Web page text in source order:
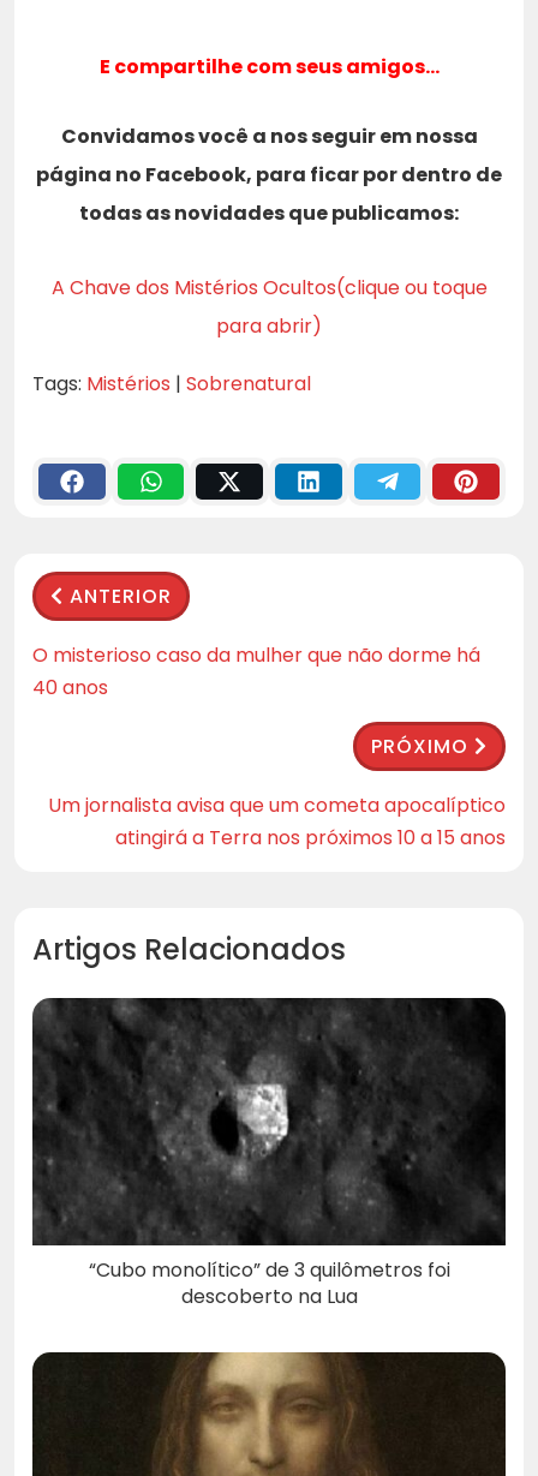
E compartilhe com seus amigos…
Convidamos você a nos seguir em nossa
página no Facebook, para ficar por dentro de
todas as novidades que publicamos:
A Chave dos Mistérios Ocultos(clique ou toque
para abrir)
Tags: Mistérios | Sobrenatural
ANTERIOR
O misterioso caso da mulher que não dorme há
40 anos
PRÓXIMO
Um jornalista avisa que um cometa apocalíptico
atingirá a Terra nos próximos 10 a 15 anos
Artigos Relacionados
“Cubo monolítico” de 3 quilômetros foi
descoberto na Lua